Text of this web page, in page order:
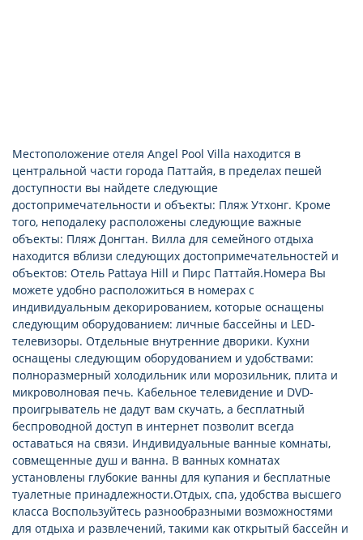
Местоположение отеля Angel Pool Villa находится в
центральной части города Паттайя, в пределах пешей
доступности вы найдете следующие
достопримечательности и объекты: Пляж Утхонг. Кроме
того, неподалеку расположены следующие важные
объекты: Пляж Донгтан. Вилла для семейного отдыха
находится вблизи следующих достопримечательностей и
объектов: Отель Pattaya Hill и Пирс Паттайя.Номера Вы
можете удобно расположиться в номерах с
индивидуальным декорированием, которые оснащены
следующим оборудованием: личные бассейны и LED-
телевизоры. Отдельные внутренние дворики. Кухни
оснащены следующим оборудованием и удобствами:
полноразмерный холодильник или морозильник, плита и
микроволновая печь. Кабельное телевидение и DVD-
проигрыватель не дадут вам скучать, а бесплатный
беспроводной доступ в интернет позволит всегда
оставаться на связи. Индивидуальные ванные комнаты,
совмещенные душ и ванна. В ванных комнатах
установлены глубокие ванны для купания и бесплатные
туалетные принадлежности.Отдых, спа, удобства высшего
класса Воспользуйтесь разнообразными возможностями
для отдыха и развлечений, такими как открытый бассейн и